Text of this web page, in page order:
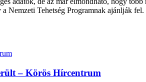
Nemzeti Tehetség Programnak ajánlják fel.
– Körös Hírcentrum